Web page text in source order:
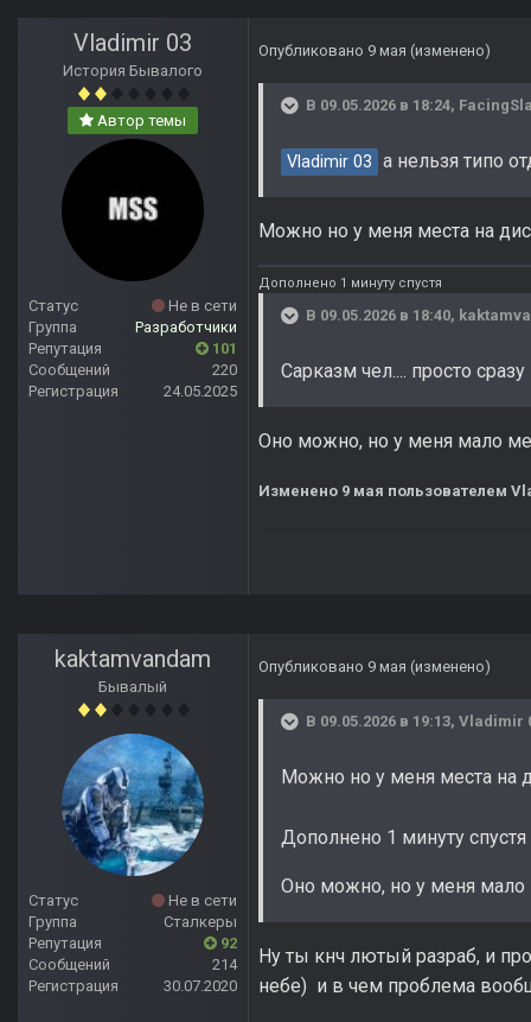
Vladimir 03
История Бывалого
Автор темы
Статус
Не в сети
Группа
Разработчики
Репутация
101
Сообщений
220
Регистрация
24.05.2025
Опубликовано 9 мая (изменено)
В 09.05.2026 в 18:24,
Vladimir 03 а нельзя типо
Можно но у меня места на
Дополнено 1 минуту спустя
В 09.05.2026 в 18:40,
Сарказм чел.... просто
Оно можно, но у меня мало
Изменено 9 мая пользователем
kaktamvandam
Бывалый
Статус
Не в сети
Группа
Сталкеры
Репутация
92
Сообщений
214
Регистрация
30.07.2020
Опубликовано 9 мая (изменено)
В 09.05.2026 в 19:13, Vladimir
Можно но у меня места на
Дополнено 1 минуту спустя
Оно можно, но у меня мало
Ну ты кнч лютый разраб, и
небе) и в чем проблема